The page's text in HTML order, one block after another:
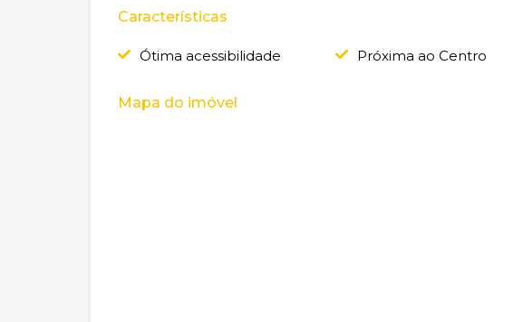
Características
Ótima acessibilidade Próxima ao Centro
Mapa do imóvel